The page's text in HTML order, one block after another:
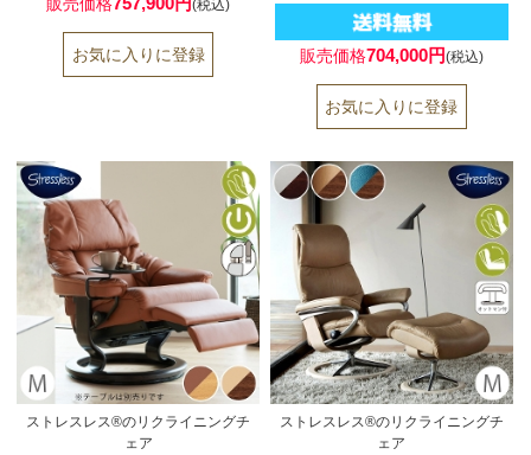
(税込)
販売価格704,000円(税込)
ストレスレス®のリクライニングチ
ェア
ストレスレス®のリクライニングチ
ェア